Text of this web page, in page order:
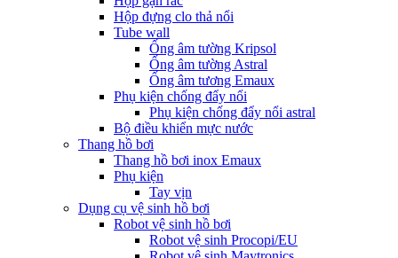
Hộp đựng clo thả nổi
Tube wall
Ống âm tường Kripsol
Ống âm tường Astral
Ống âm tương Emaux
Phụ kiện chống đẩy nổi
Phụ kiện chống đẩy nổi astral
Bộ điều khiển mực nước
Thang hồ bơi
Thang hồ bơi inox Emaux
Phụ kiện
Tay vịn
Dụng cụ vệ sinh hồ bơi
Robot vệ sinh hồ bơi
Robot vệ sinh Procopi/EU